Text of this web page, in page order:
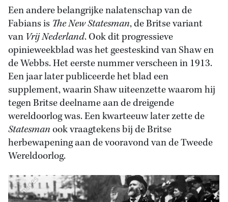
Een andere belangrijke nalatenschap van de
Fabians is The New Statesman, de Britse variant
van Vrij Nederland. Ook dit progressieve
opinieweekblad was het geesteskind van Shaw en
de Webbs. Het eerste nummer verscheen in 1913.
Een jaar later publiceerde het blad een
supplement, waarin Shaw uiteenzette waarom hij
tegen Britse deelname aan de dreigende
wereldoorlog was. Een kwarteeuw later zette de
Statesmanook vraagtekens bij de Britse
herbewapening aan de vooravond van de Tweede
Wereldoorlog.